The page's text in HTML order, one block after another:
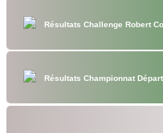
Résultats Challenge Robert
Résultats Championnat